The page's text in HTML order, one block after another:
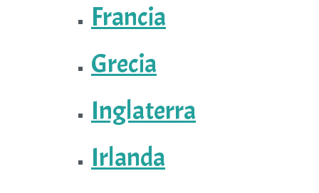
Francia
Grecia
Inglaterra
Irlanda